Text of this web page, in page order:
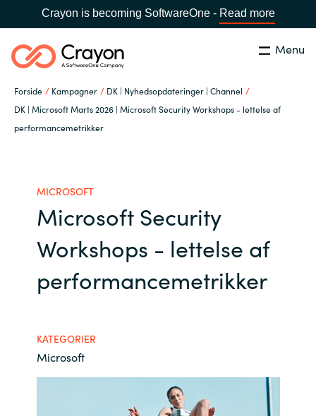
Crayon is becoming SoftwareOne - Read more
Menu
Forside Kampagner
DK | Nyhedsopdateringer | Channel
DK | Microsoft Marts 2026 | Microsoft Security Workshops - lettelse af
performancemetrikker
Africa
Denmark
Søg Luk
Om os
Softwarepartnere
Channel Partner
Viden
Karriere
MICROSOFT
Microsoft Security
Workshops - lettelse af
performancemetrikker
KATEGORIER
Microsoft